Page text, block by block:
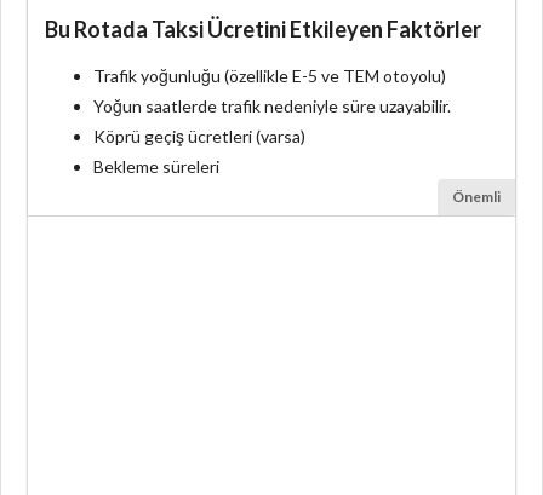
Bu Rotada Taksi Ücretini Etkileyen Faktörler
Trafik yoğunluğu (özellikle E-5 ve TEM otoyolu)
Yoğun saatlerde trafik nedeniyle süre uzayabilir.
Köprü geçiş ücretleri (varsa)
Bekleme süreleri
Önemli